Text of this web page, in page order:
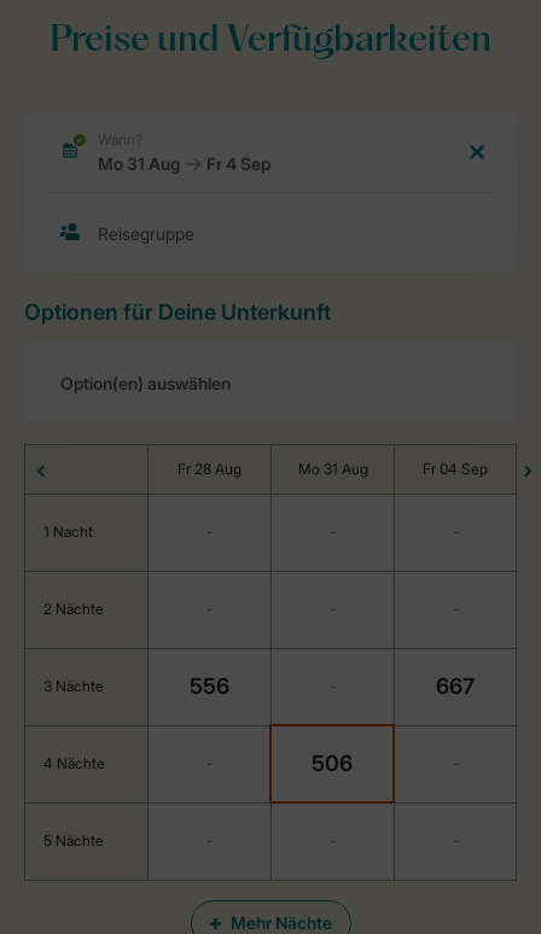
Preise und Verfügbarkeiten
Optionen für Deine Unterkunft
Mehr Nächte
Fr 28 Aug Mo 31 Aug Fr 04 Sep
1 Nacht - - -
2 Nächte - - -
3 Nächte 556 - 667
4 Nächte - 506 -
5 Nächte - - -